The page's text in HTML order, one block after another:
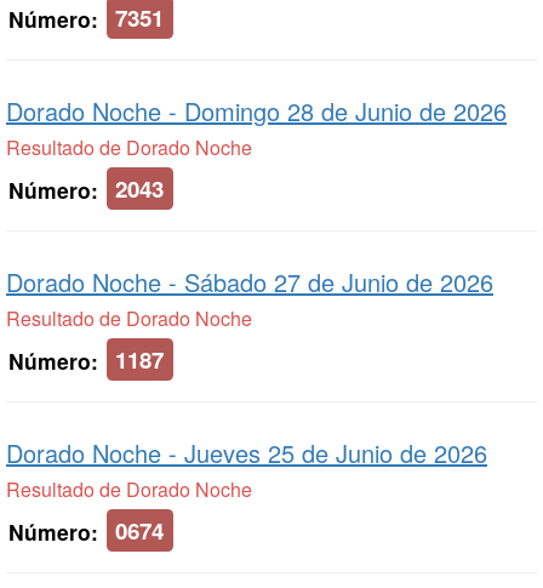
Número: 7351
Dorado Noche - Domingo 28 de Junio de 2026
Resultado de Dorado Noche
Número: 2043
Dorado Noche - Sábado 27 de Junio de 2026
Resultado de Dorado Noche
Número: 1187
Dorado Noche - Jueves 25 de Junio de 2026
Resultado de Dorado Noche
Número: 0674